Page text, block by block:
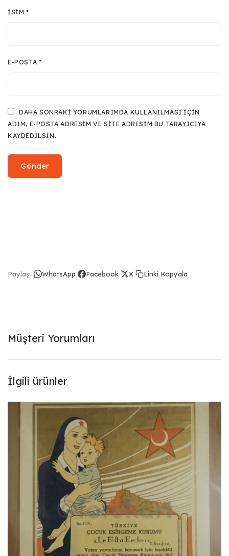
İSIM*
E-POSTA *
DAHA SONRAKI YORUMLARIMDA KULLANILMASI IÇIN
ADIM, E-POSTA ADRESIM VE SITE ADRESIM BU TARAYICIYA
KAYDEDILSIN.
Paylaş: WhatsApp Facebook X Linki Kopyala
Müşteri Yorumları
İlgili ürünler